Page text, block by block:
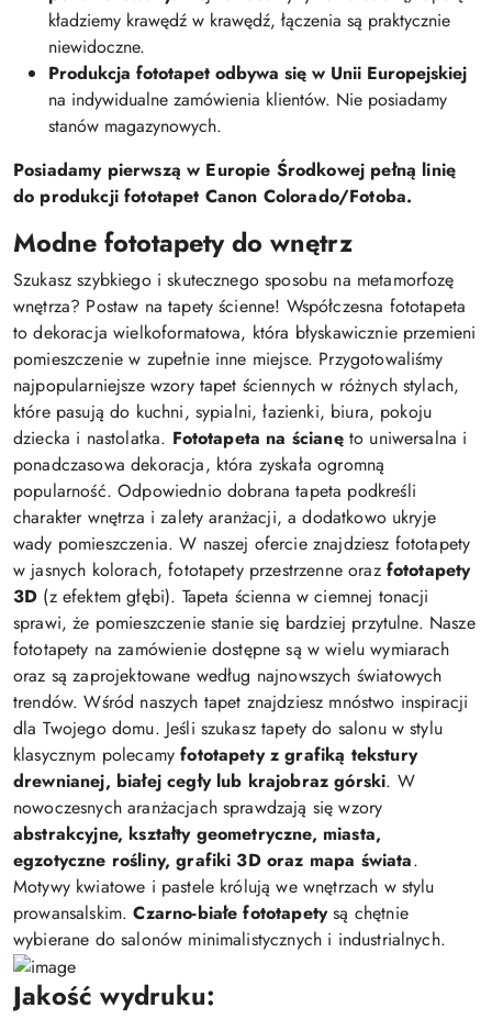
kładziemy krawędź w krawędź, łączenia są praktycznie
niewidoczne.
Produkcja fototapet odbywa się w Unii Europejskiej
na indywidualne zamówienia klientów. Nie posiadamy
stanów magazynowych.
Posiadamy pierwszą w Europie Środkowej pełną linię
do produkcji fototapet Canon Colorado/Fotoba.
Modne fototapety do wnętrz
Szukasz szybkiego i skutecznego sposobu na metamorfozę
wnętrza? Postaw na tapety ścienne! Współczesna fototapeta
to dekoracja wielkoformatowa, która błyskawicznie przemieni
pomieszczenie w zupełnie inne miejsce. Przygotowaliśmy
najpopularniejsze wzory tapet ściennych w różnych stylach,
które pasują do kuchni, sypialni, łazienki, biura, pokoju
dziecka i nastolatka. Fototapeta na ścianęto uniwersalna i
ponadczasowa dekoracja, która zyskała ogromną
popularność. Odpowiednio dobrana tapeta podkreśli
charakter wnętrza i zalety aranżacji, a dodatkowo ukryje
wady pomieszczenia. W naszej ofercie znajdziesz fototapety
w jasnych kolorach, fototapety przestrzenne oraz fototapety
3D (z efektem głębi). Tapeta ścienna w ciemnej tonacji
sprawi, że pomieszczenie stanie się bardziej przytulne. Nasze
fototapety na zamówienie dostępne są w wielu wymiarach
oraz są zaprojektowane według najnowszych światowych
trendów. Wśród naszych tapet znajdziesz mnóstwo inspiracji
dla Twojego domu. Jeśli szukasz tapety do salonu w stylu
klasycznym polecamyfototapety z grafiką tekstury
drewnianej, białej cegły lub krajobraz górski. W
nowoczesnych aranżacjach sprawdzają się wzory
abstrakcyjne, kształty geometryczne, miasta,
egzotyczne rośliny, grafiki 3D oraz mapa świata.
Motywy kwiatowe i pastele królują we wnętrzach w stylu
prowansalskim.Czarno-białe fototapetysą chętnie
wybierane do salonów minimalistycznych i industrialnych.
Jakość wydruku: